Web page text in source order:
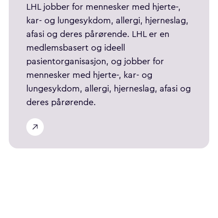
LHL jobber for mennesker med hjerte-,
kar- og lungesykdom, allergi, hjerneslag,
afasi og deres pårørende. LHL er en
medlemsbasert og ideell
pasientorganisasjon, og jobber for
mennesker med hjerte-, kar- og
lungesykdom, allergi, hjerneslag, afasi og
deres pårørende.